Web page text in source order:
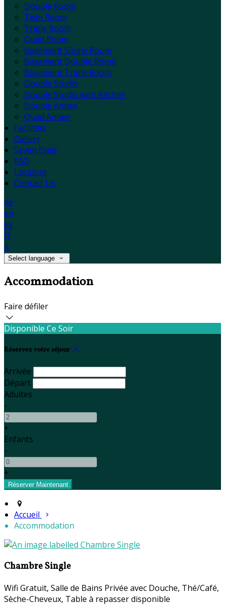
Double Room
Twin Room
Triple Room
Quad Room
Basement Single Room
Basement Double Room
Basement Triple Room
Double Studio
Double Studio with Kitchen
Double Annex
Quad Annex
Facilities
Gallery
Seven Dials
FAQ
Location
Contact Us
de
en
es
fr
it
Select language
Accommodation
Faire défiler
Disponible Ce Soir
Réservez votre séjour
Arrivée
Départ
Adultes
-
+
Enfants
-
+
Accueil
Accommodation
Chambre Single
Wifi Gratuit, Salle de Bains Privée avec Douche, Thé/Café,
Sèche-Cheveux, Table à repasser disponible